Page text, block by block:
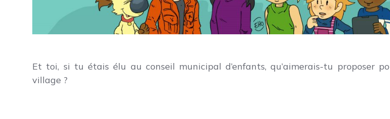
Et toi, si tu étais élu au conseil municipal d’enfants, qu’aimerais-tu proposer
village ?